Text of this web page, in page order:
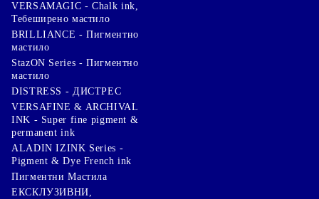
VERSAMAGIC - Chalk ink,
Тебеширено мастило
BRILLIANCE - Пигментно
мастило
StazON Series - Пигментно
мастило
DISTRESS - ДИСТРЕС
VERSAFINE & ARCHIVAL
INK - Super fine pigment &
permanent ink
ALADIN IZINK Series -
Pigment & Dye French ink
Пигментни Мастила
ЕКСКЛУЗИВНИ,